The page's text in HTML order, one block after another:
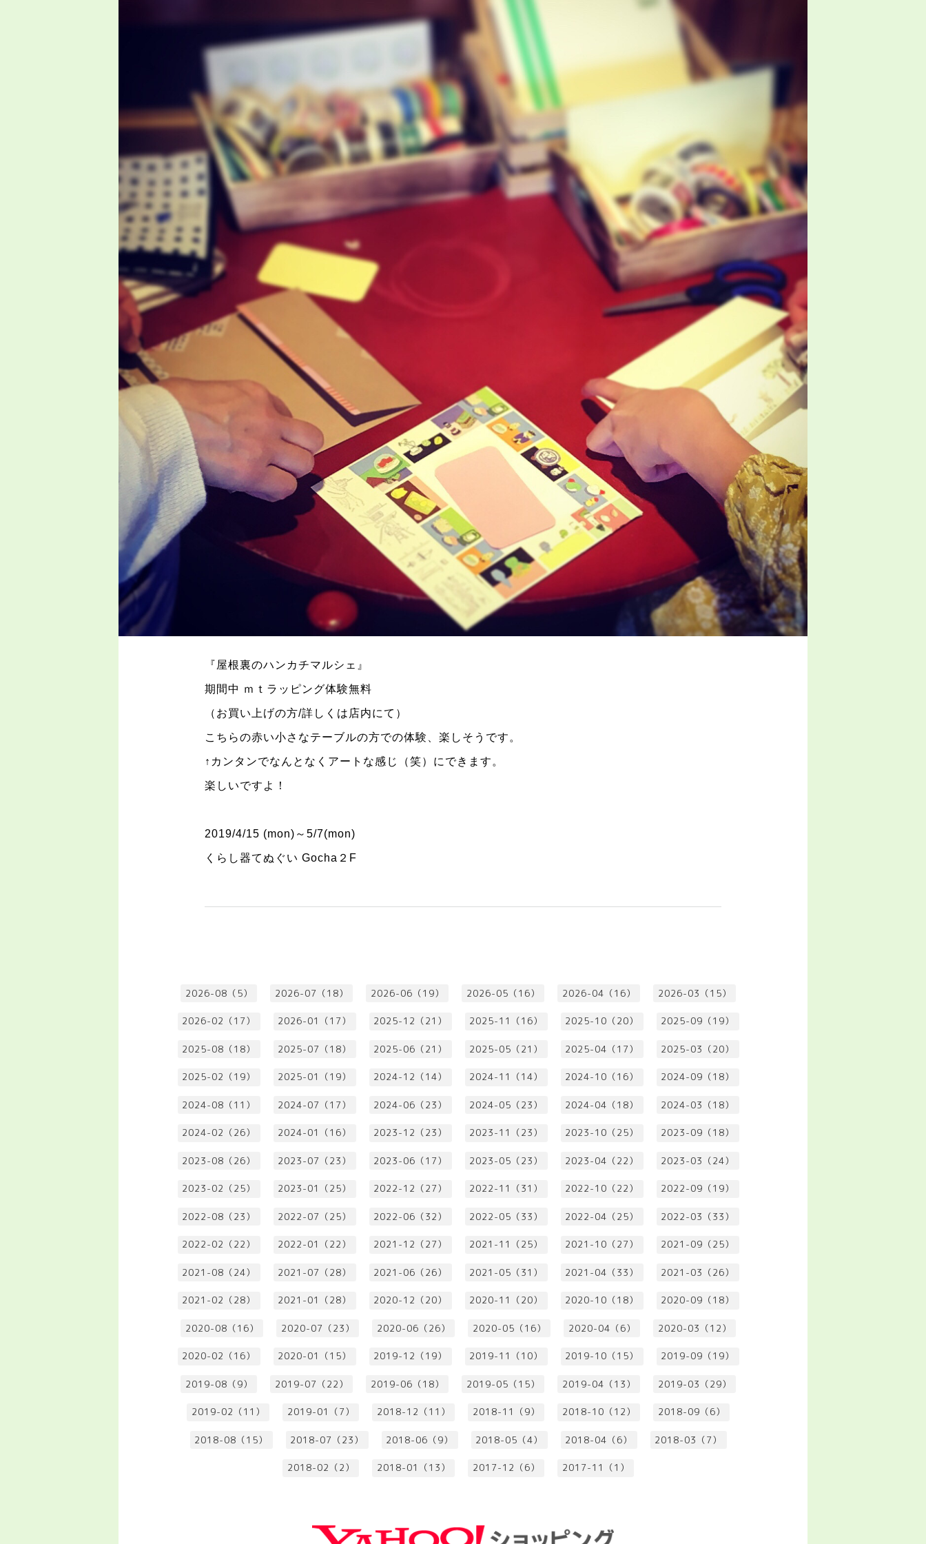
『屋根裏のハンカチマルシェ』
期間中 ｍｔラッピング体験無料
（お買い上げの方/詳しくは店内にて）
こちらの赤い小さなテーブルの方での体験、楽しそうです。
↑ カンタンでなんとなくアートな感じ（笑）にできます。
楽しいですよ！
2019/4/15 (mon)～ 5/7(mon)
くらし器てぬぐい Gocha ２ F
2026-08（5） 2026-07（18） 2026-06（19） 2026-05（16） 2026-04（16） 2026-03（15）
2026-02（17） 2026-01（17） 2025-12（21） 2025-11（16） 2025-10（20） 2025-09（19）
2025-08（18） 2025-07（18） 2025-06（21） 2025-05（21） 2025-04（17） 2025-03（20）
2025-02（19） 2025-01（19） 2024-12（14） 2024-11（14） 2024-10（16） 2024-09（18）
2024-08（11） 2024-07（17） 2024-06（23） 2024-05（23） 2024-04（18） 2024-03（18）
2024-02（26） 2024-01（16） 2023-12（23） 2023-11（23） 2023-10（25） 2023-09（18）
2023-08（26） 2023-07（23） 2023-06（17） 2023-05（23） 2023-04（22） 2023-03（24）
2023-02（25） 2023-01（25） 2022-12（27） 2022-11（31） 2022-10（22） 2022-09（19）
2022-08（23） 2022-07（25） 2022-06（32） 2022-05（33） 2022-04（25） 2022-03（33）
2022-02（22） 2022-01（22） 2021-12（27） 2021-11（25） 2021-10（27） 2021-09（25）
2021-08（24） 2021-07（28） 2021-06（26） 2021-05（31） 2021-04（33） 2021-03（26）
2021-02（28） 2021-01（28） 2020-12（20） 2020-11（20） 2020-10（18） 2020-09（18）
2020-08（16） 2020-07（23） 2020-06（26） 2020-05（16） 2020-04（6） 2020-03（12）
2020-02（16） 2020-01（15） 2019-12（19） 2019-11（10） 2019-10（15） 2019-09（19）
2019-08（9） 2019-07（22） 2019-06（18） 2019-05（15） 2019-04（13） 2019-03（29）
2019-02（11） 2019-01（7） 2018-12（11） 2018-11（9） 2018-10（12） 2018-09（6）
2018-08（15） 2018-07（23） 2018-06（9） 2018-05（4） 2018-04（6） 2018-03（7）
2018-02（2） 2018-01（13） 2017-12（6） 2017-11（1）